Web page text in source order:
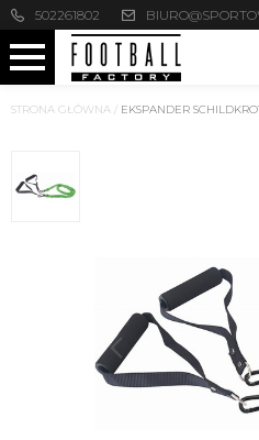
502261802
STRONA GŁÓWNA / EKSPANDER